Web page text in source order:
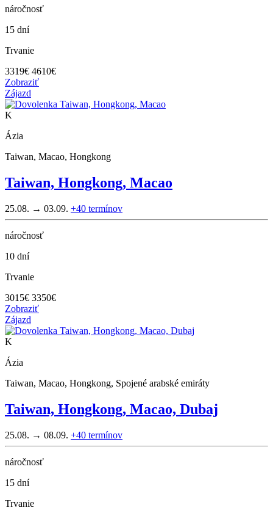
náročnosť
15 dní
Trvanie
3319€ 4610€
Zobraziť
Zájazd
K
Ázia
Taiwan, Macao, Hongkong
Taiwan, Hongkong, Macao
25.08. → 03.09. +40 termínov
náročnosť
10 dní
Trvanie
3015€ 3350€
Zobraziť
Zájazd
K
Ázia
Taiwan, Macao, Hongkong, Spojené arabské emiráty
Taiwan, Hongkong, Macao, Dubaj
25.08. → 08.09. +40 termínov
náročnosť
15 dní
Trvanie